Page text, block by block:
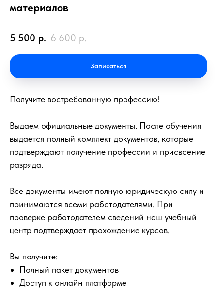
материалов
5 500 р. 6 600 р.
Записаться
Получите востребованную профессию!
Выдаем официальные документы. После обучения
выдается полный комплект документов, которые
подтверждают получение профессии и присвоение
разряда.
Все документы имеют полную юридическую силу и
принимаются всеми работодателями. При
проверке работодателем сведений наш учебный
центр подтверждает прохождение курсов.
Вы получите:
Полный пакет документов
Доступ к онлайн платформе